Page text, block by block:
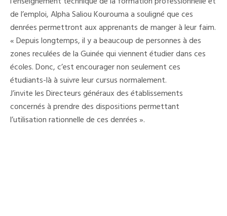
de l’emploi, Alpha Saliou Kourouma a souligné que ces
denrées permettront aux apprenants de manger à leur faim.
« Depuis longtemps, il y a beaucoup de personnes à des
zones reculées de la Guinée qui viennent étudier dans ces
écoles. Donc, c’est encourager non seulement ces
étudiants-là à suivre leur cursus normalement.
J’invite les Directeurs généraux des établissements
concernés à prendre des dispositions permettant
l’utilisation rationnelle de ces denrées ».